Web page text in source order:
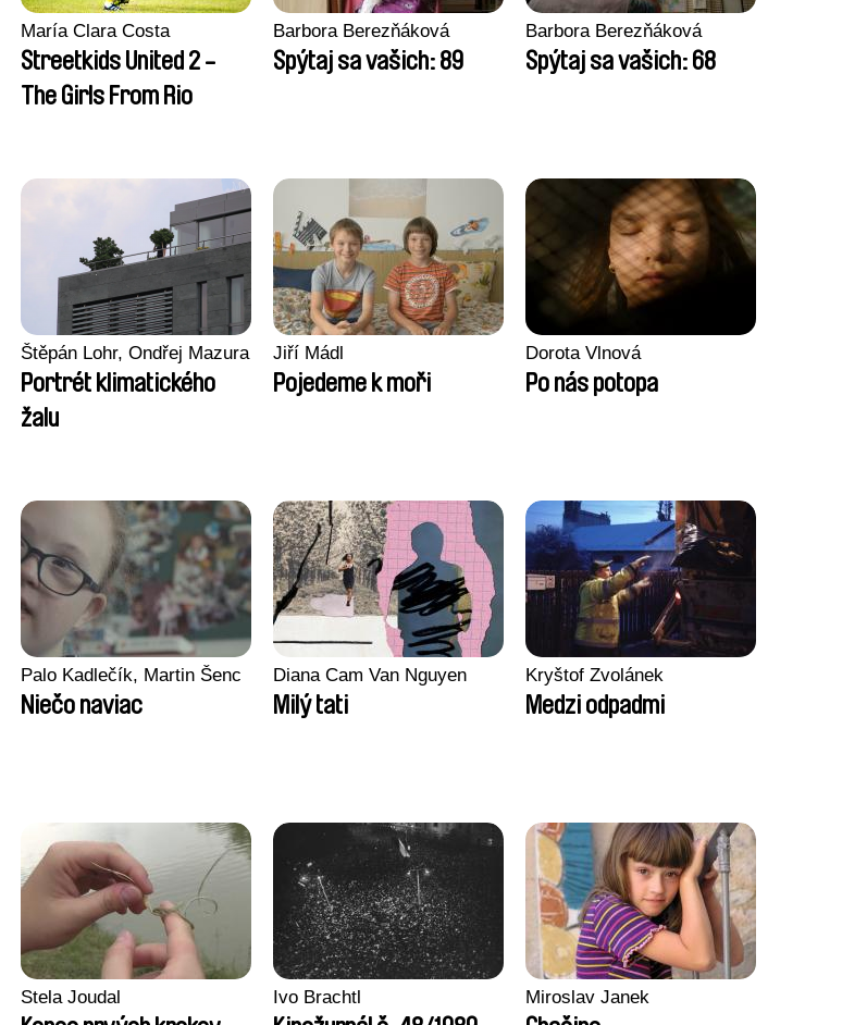
María Clara Costa
Streetkids United 2 -
The Girls From Rio
Barbora Berezňáková
Spýtaj sa vašich: 89
Barbora Berezňáková
Spýtaj sa vašich: 68
Štěpán Lohr, Ondřej Mazura
Portrét klimatického
žalu
Jiří Mádl
Pojedeme k moři
Dorota Vlnová
Po nás potopa
Palo Kadlečík, Martin Šenc
Niečo naviac
Diana Cam Van Nguyen
Milý tati
Kryštof Zvolánek
Medzi odpadmi
Stela Joudal Ivo Brachtl Miroslav Janek